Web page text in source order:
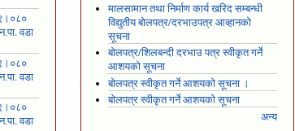
वडा
वडा
वडा
मालसामान तथा निर्माण कार्य खरिद सम्बन्धी
विद्युतीय बोलपत्र/दरभाउपत्र आव्हानको
सूचना
बोलपत्र/शिलबन्दी दरभाउ पत्र स्वीकृत गर्ने
आशयको सूचना
बोलपत्र स्वीकृत गर्ने आशयको सूचना ।
बोलपत्र स्वीकृत गर्ने आशयको सूचना
अन्य